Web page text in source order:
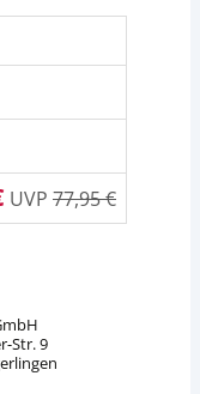
UVP 77,95 €
Str. 9